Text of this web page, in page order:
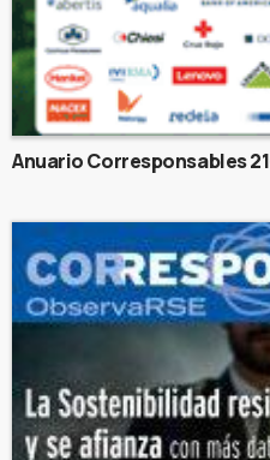
Anuario Corresponsables